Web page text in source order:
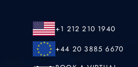
+1 212 210 1940
+44 20 3885 6670